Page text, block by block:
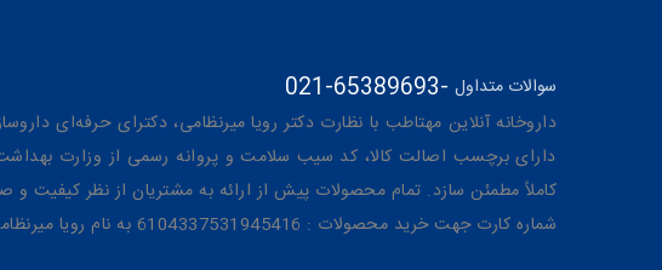
021-65389693 سوالات متداول -
داروخانه آنلاین مهتاطب با نظارت دکتر رویا میرنظامی، دکترای حرفه‌ای داروسازی شماره
دارای برچسب اصالت کالا، کد سیب سلامت و پروانه رسمی از وزارت
کاملاً مطمئن سازد. تمام محصولات پیش از ارائه به مشتریان از نظر کیفیت
شماره کارت جهت خرید محصولات : 6104337531945416 به نام رویا میرنظامی